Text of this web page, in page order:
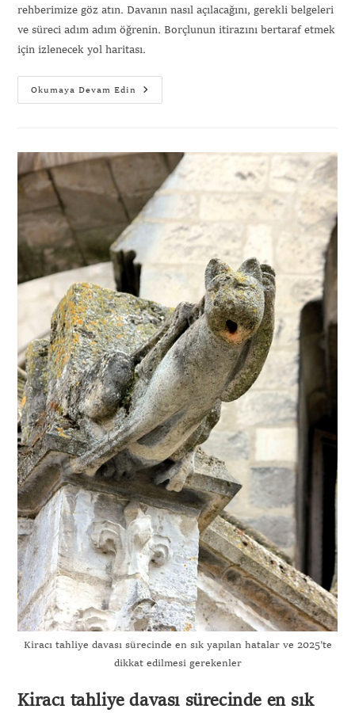
rehberimize göz atın. Davanın nasıl açılacağını, gerekli belgeleri
ve süreci adım adım öğrenin. Borçlunun itirazını bertaraf etmek
için izlenecek yol haritası.
Okumaya Devam Edin
Kiracı tahliye davası sürecinde en sık yapılan hatalar ve 2025’te
dikkat edilmesi gerekenler
Kiracı tahliye davası sürecinde en sık